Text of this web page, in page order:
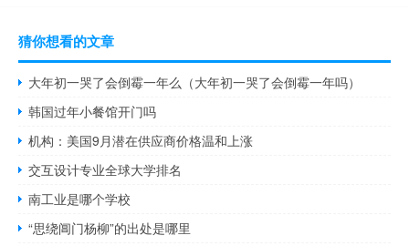
猜你想看的文章
大年初一哭了会倒霉一年么（大年初一哭了会倒霉一年吗）
韩国过年小餐馆开门吗
机构：美国9月潜在供应商价格温和上涨
交互设计专业全球大学排名
南工业是哪个学校
“思绕阊门杨柳”的出处是哪里